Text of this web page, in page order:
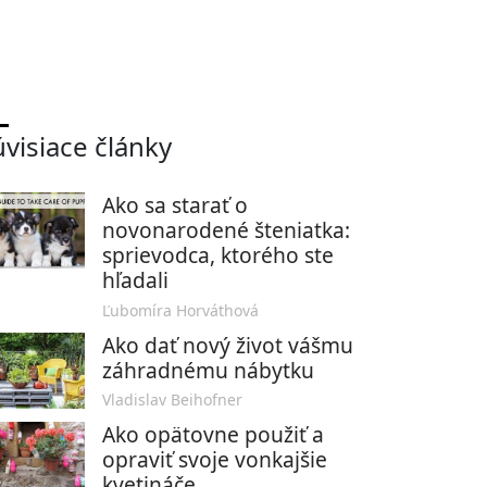
články
Ako sa starať o
novonarodené šteniatka:
sprievodca, ktorého ste
hľadali
Ľubomíra Horváthová
Ako dať nový život vášmu
záhradnému nábytku
Vladislav Beihofner
Ako opätovne použiť a
opraviť svoje vonkajšie